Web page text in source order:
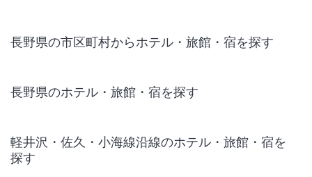
長野県の市区町村からホテル・旅館・宿を探す
長野県のホテル・旅館・宿を探す
軽井沢・佐久・小海線沿線のホテル・旅館・宿を
探す